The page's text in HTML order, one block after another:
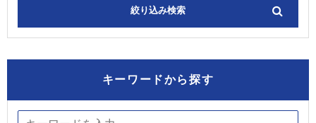
キーワードから探す